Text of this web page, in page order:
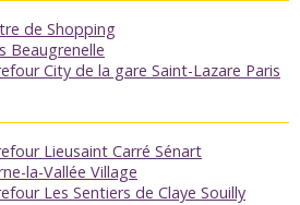
de Shopping
Beaugrenelle
City de la gare Saint-Lazare Paris
Lieusaint Carré Sénart
la-Vallée Village
Les Sentiers de Claye Souilly